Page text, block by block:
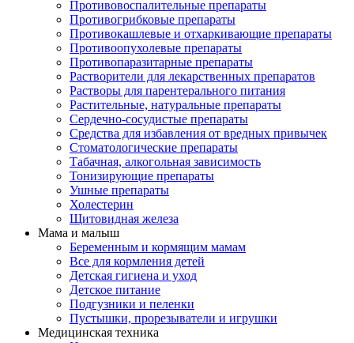
Противовоспалительные препараты
Противогрибковые препараты
Противокашлевые и отхаркивающие препараты
Противоопухолевые препараты
Противопаразитарные препараты
Растворители для лекарственных препаратов
Растворы для парентерального питания
Растительные, натуральные препараты
Сердечно-сосудистые препараты
Средства для избавления от вредных привычек
Стоматологические препараты
Табачная, алкогольная зависимость
Тонизирующие препараты
Ушные препараты
Холестерин
Щитовидная железа
Мама и малыш
Беременным и кормящим мамам
Все для кормления детей
Детская гигиена и уход
Детское питание
Подгузники и пеленки
Пустышки, прорезыватели и игрушки
Медицинская техника